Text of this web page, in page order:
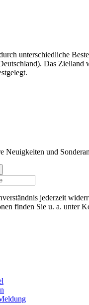
unterschiedliche
Das Zielland
Neuigkeiten und
jederzeit
finden Sie u. a. unter